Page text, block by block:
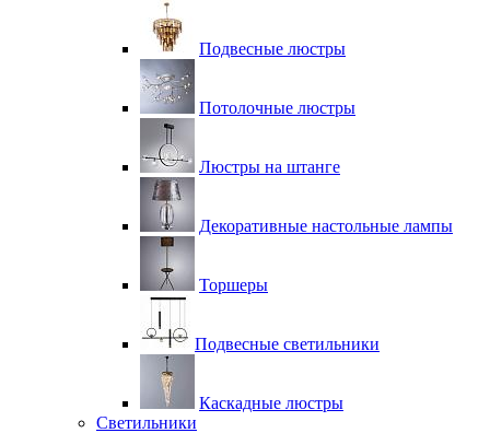
Подвесные люстры
Потолочные люстры
Люстры на штанге
Декоративные настольные лампы
Торшеры
Подвесные светильники
Каскадные люстры
Светильники